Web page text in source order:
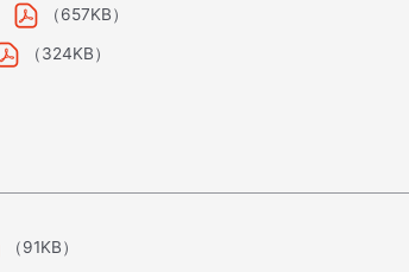
（657KB）
（324KB）
（91KB）